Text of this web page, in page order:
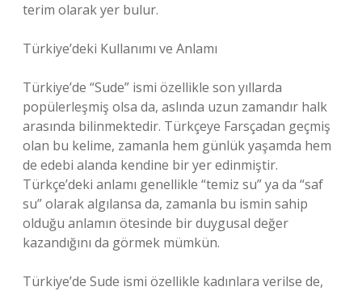
terim olarak yer bulur.
Türkiye’deki Kullanımı ve Anlamı
Türkiye’de “Sude” ismi özellikle son yıllarda
popülerleşmiş olsa da, aslında uzun zamandır halk
arasında bilinmektedir. Türkçeye Farsçadan geçmiş
olan bu kelime, zamanla hem günlük yaşamda hem
de edebi alanda kendine bir yer edinmiştir.
Türkçe’deki anlamı genellikle “temiz su” ya da “saf
su” olarak algılansa da, zamanla bu ismin sahip
olduğu anlamın ötesinde bir duygusal değer
kazandığını da görmek mümkün.
Türkiye’de Sude ismi özellikle kadınlara verilse de,